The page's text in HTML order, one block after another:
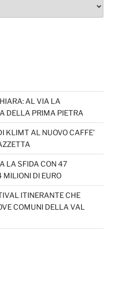
AL VIA LA
DELLA PRIMA PIETRA
KLIMT AL NUOVO CAFFE’
LA SFIDA CON 47
MILIONI DI EURO
ITINERANTE CHE
COMUNI DELLA VAL